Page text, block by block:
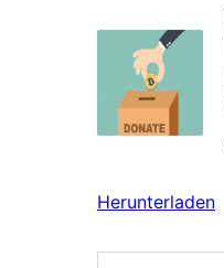
Herunterladen